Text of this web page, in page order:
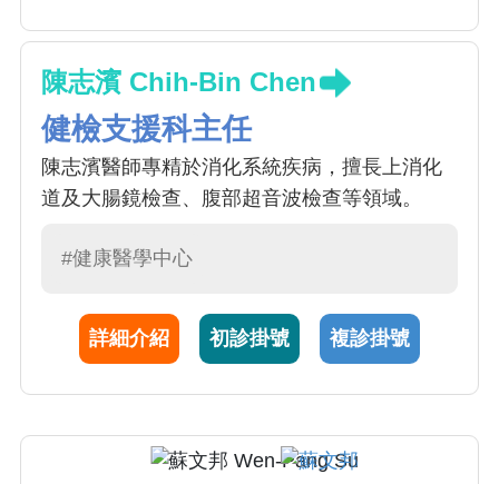
陳志濱 Chih-Bin Chen
健檢支援科主任
陳志濱醫師專精於消化系統疾病，擅長上消化
道及大腸鏡檢查、腹部超音波檢查等領域。
#健康醫學中心
詳細介紹 初診掛號 複診掛號